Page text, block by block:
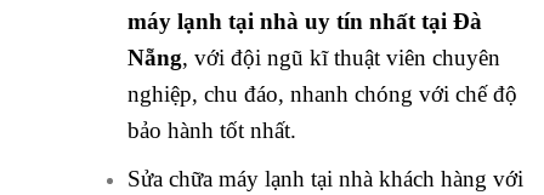
máy lạnh tại nhà uy tín nhất tại Đà
Nẵng, với đội ngũ kĩ thuật viên chuyên
nghiệp, chu đáo, nhanh chóng với chế độ
bảo hành tốt nhất.
Sửa chữa máy lạnh tại nhà khách hàng với